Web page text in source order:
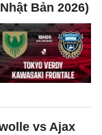
Bản 2026)
vs Ajax